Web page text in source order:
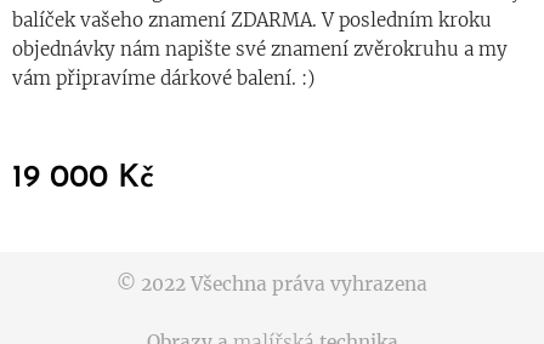
balíček vašeho znamení ZDARMA. V posledním kroku
objednávky nám napište své znamení zvěrokruhu a my
vám připravíme dárkové balení. :)
19 000 Kč
© 2022 Všechna práva vyhrazena